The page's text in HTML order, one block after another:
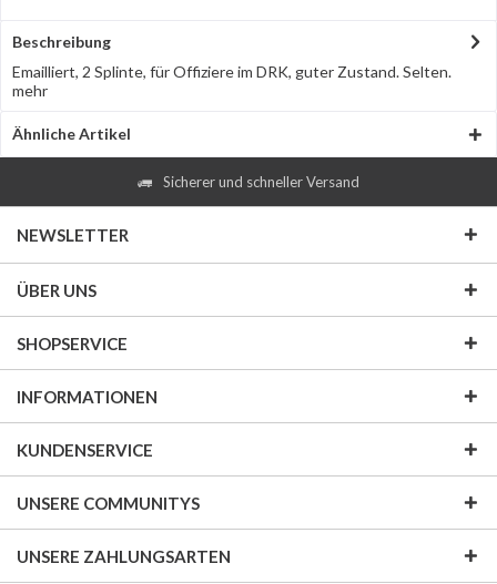
Beschreibung
Emailliert, 2 Splinte, für Offiziere im DRK, guter Zustand. Selten.
mehr
Ähnliche Artikel
Sicherer und schneller Versand
NEWSLETTER
ÜBER UNS
SHOPSERVICE
INFORMATIONEN
KUNDENSERVICE
UNSERE COMMUNITYS
UNSERE ZAHLUNGSARTEN